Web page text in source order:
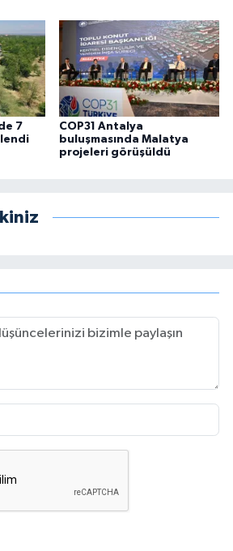
7
COP31 Antalya
buluşmasında Malatya
projeleri görüşüldü